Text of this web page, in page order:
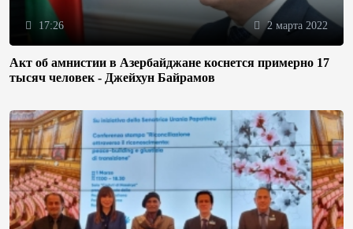
17:26 2 марта 2022
Акт об амнистии в Азербайджане коснется примерно 17
тысяч человек - Джейхун Байрамов